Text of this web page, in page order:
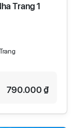
Trang 1
790.000 ₫